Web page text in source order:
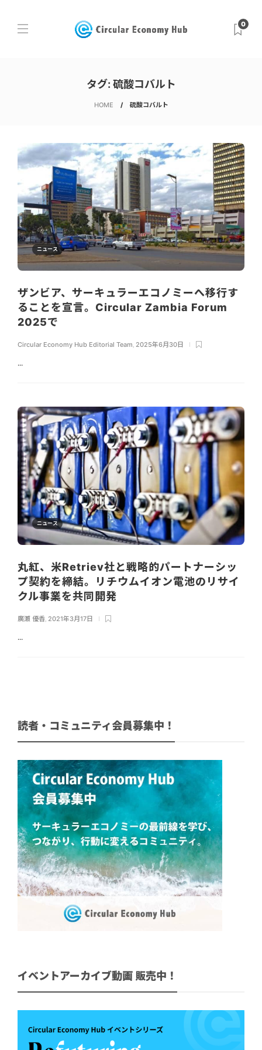
0
タグ: 硫酸コバルト
HOME 硫酸コバルト
ニュース
ザンビア、サーキュラーエコノミーへ移行す
ることを宣言。Circular Zambia Forum
2025で
Circular Economy Hub Editorial Team, 2025年6月30日
...
ニュース
丸紅、米Retriev社と戦略的パートナーシッ
プ契約を締結。リチウムイオン電池のリサイ
クル事業を共同開発
廣瀬 優香, 2021年3月17日
...
読者・コミュニティ会員募集中！
イベントアーカイブ動画 販売中！